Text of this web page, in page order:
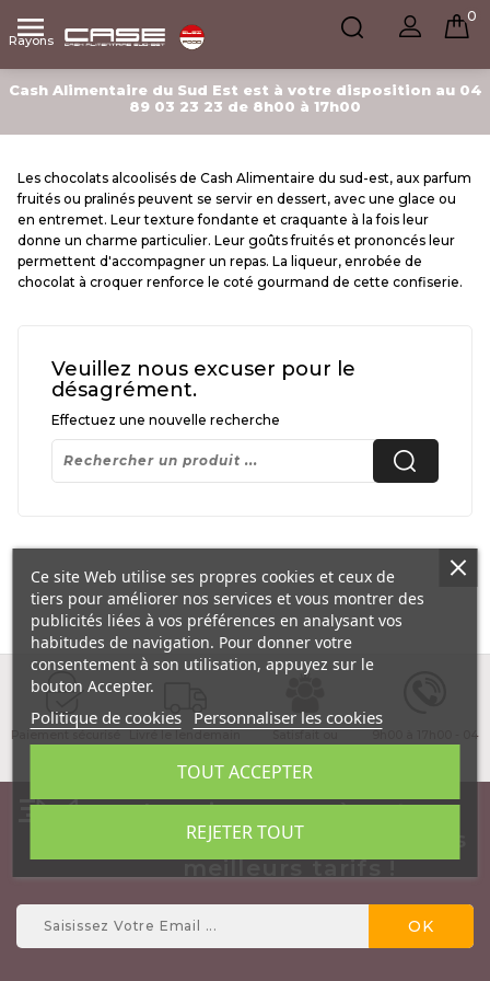

Rayons
0
Cash Alimentaire du Sud Est est à votre disposition au 04
89 03 23 23 de 8h00 à 17h00
Les chocolats alcoolisés de Cash Alimentaire du sud-est, aux parfum
fruités ou pralinés peuvent se servir en dessert, avec une glace ou
en entremet. Leur texture fondante et craquante à la fois leur
donne un charme particulier. Leur goûts fruités et prononcés leur
permettent d'accompagner un repas. La liqueur, enrobée de
chocolat à croquer renforce le coté gourmand de cette confiserie.
Veuillez nous excuser pour le
désagrément.
Effectuez une nouvelle recherche
9h00 à 17h00 - 04
Inscrivez vous à notre
NewsLetter et profitez des
meilleurs tarifs !
Ce site Web utilise ses propres cookies et ceux de
tiers pour améliorer nos services et vous montrer des
publicités liées à vos préférences en analysant vos
habitudes de navigation. Pour donner votre
consentement à son utilisation, appuyez sur le
bouton Accepter.
Politique de cookies Personnaliser les cookies
REJETER TOUT
TOUT ACCEPTER